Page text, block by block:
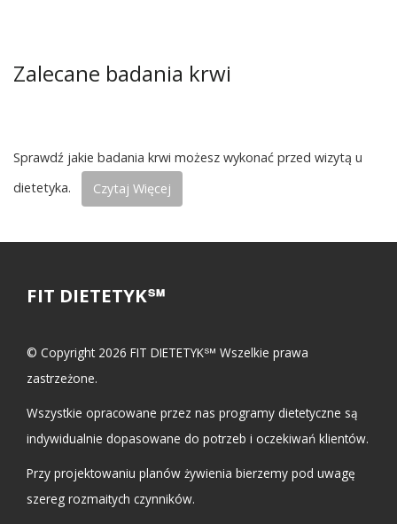
Zalecane badania krwi
Sprawdź jakie badania krwi możesz wykonać przed wizytą u
dietetyka.
Czytaj Więcej
FIT DIETETYK℠
© Copyright 2026 FIT DIETETYK℠ Wszelkie prawa
zastrzeżone.
Wszystkie opracowane przez nas programy dietetyczne są
indywidualnie dopasowane do potrzeb i oczekiwań klientów.
Przy projektowaniu planów żywienia bierzemy pod uwagę
szereg rozmaitych czynników.